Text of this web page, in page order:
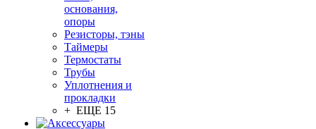
основания,
опоры
Резисторы, тэны
Таймеры
Термостаты
Трубы
Уплотнения и
прокладки
+ ЕЩЕ 15